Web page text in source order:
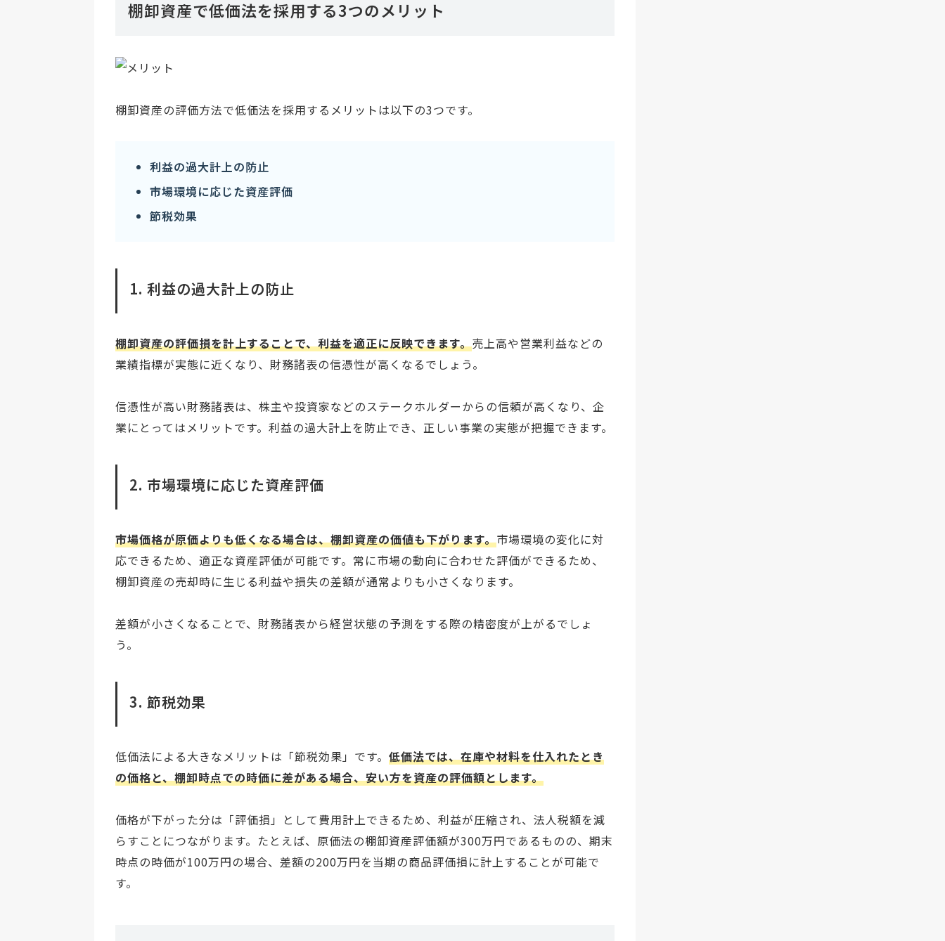
棚卸資産で低価法を採用する3つのメリット
棚卸資産の評価方法で低価法を採用するメリットは以下の3つです。
利益の過大計上の防止
市場環境に応じた資産評価
節税効果
1. 利益の過大計上の防止
棚卸資産の評価損を計上することで、利益を適正に反映できます。売上高や営業利益などの
業績指標が実態に近くなり、財務諸表の信憑性が高くなるでしょう。
信憑性が高い財務諸表は、株主や投資家などのステークホルダーからの信頼が高くなり、企
業にとってはメリットです。利益の過大計上を防止でき、正しい事業の実態が把握できます。
2. 市場環境に応じた資産評価
市場価格が原価よりも低くなる場合は、棚卸資産の価値も下がります。市場環境の変化に対
応できるため、適正な資産評価が可能です。常に市場の動向に合わせた評価ができるため、
棚卸資産の売却時に生じる利益や損失の差額が通常よりも小さくなります。
差額が小さくなることで、財務諸表から経営状態の予測をする際の精密度が上がるでしょ
う。
3. 節税効果
低価法による大きなメリットは「節税効果」です。 低価法では、在庫や材料を仕入れたとき
の価格と、棚卸時点での時価に差がある場合、安い方を資産の評価額とします。
価格が下がった分は「評価損」として費用計上できるため、利益が圧縮され、法人税額を減
らすことにつながります。たとえば、原価法の棚卸資産評価額が300万円であるものの、期末
時点の時価が100万円の場合、差額の200万円を当期の商品評価損に計上することが可能で
す。